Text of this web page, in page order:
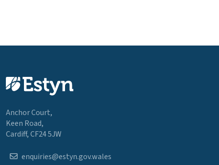
Anchor Court,
Keen Road,
Cardiff, CF24 5JW
enquiries@estyn.gov.wales